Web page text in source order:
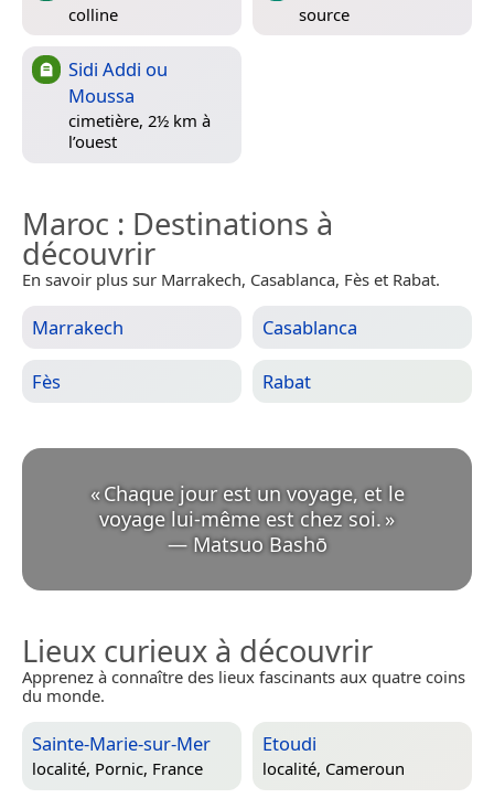
colline source
Sidi Addi ou
Moussa
cimetière, 2½ km à
l’ouest
Maroc : Destinations à
découvrir
En savoir plus sur Marrakech, Casablanca, Fès et Rabat.
Marrakech Casablanca
Fès Rabat
«Chaque jour est un voyage, et le
voyage lui-même est chez soi.
— Matsuo Bashō
Lieux curieux à découvrir
Apprenez à connaître des lieux fascinants aux quatre coins
du monde.
Sainte-Marie-sur-Mer
localité, Pornic, France
Etoudi
localité, Cameroun